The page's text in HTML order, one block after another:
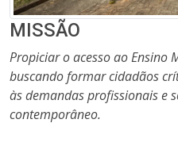
MISSÃO
Propiciar o acesso ao Ensino
buscando formar cidadãos
às demandas profissionais e
contemporâneo.